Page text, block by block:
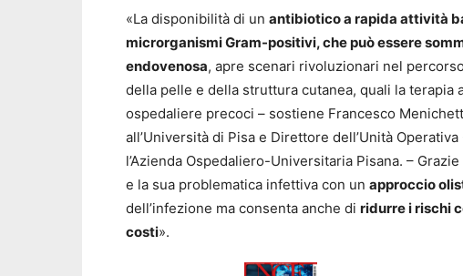
«La disponibilità di un antibiotico a rapida attività
microrganismi Gram-positivi, che può essere
endovenosa, apre scenari rivoluzionari nel
della pelle e della struttura cutanea, quali la
ospedaliere precoci – sostiene Francesco
all’Università di Pisa e Direttore dell’Unità
l’Azienda Ospedaliero-Universitaria Pisana. –
e la sua problematica infettiva con un approccio
dell’infezione ma consenta anche di ridurre i rischi
costi».